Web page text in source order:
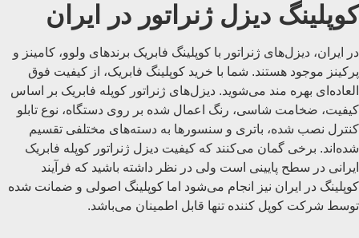
کوپلینگ دیزل ژنراتور در ایران
در ایران، دیزل‌های ژنراتور با کوپلینگ فابریک برندهای ولوو، کامینز و
پرکینز موجود هستند. شما با خرید کوپلینگ فابریک، از کیفیت فوق
العاده‌ای بهره مند می‌شوید. دیزل‌های ژنراتور کوپله فابریک بر اساس
کیفیت، ضخامت شاسی، رنگ اعمال شده بر روی دستگاه، نوع تابلو
کنترل نصب شده، باتری و سنسورها به دسته‌های مختلفی تقسیم
شده‌اند. برخی گمان می‌کنند که کیفیت دیزل ژنراتور کوپله فابریک
ایرانی در سطح پایینی است ولی در نظر داشته باشید که فرآیند
کوپلینگ در ایران نیز انجام می‌شود اما کوپلینگ اصولی و ضمانت شده
توسط شرکت کوپل کننده تنها قابل اطمینان می‌باشد.